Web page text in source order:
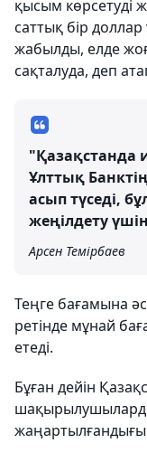
қысым көрсетуді
саттық бір доллар
жабылды, елде
сақталуда, деп
"Қазақстанда
Ұлттық
асып түседі,
жеңілдету
Арсен Темірбаев
Теңге бағамына
ретінде мұнай
етеді.
Бұған дейін
жаңартылғандығы